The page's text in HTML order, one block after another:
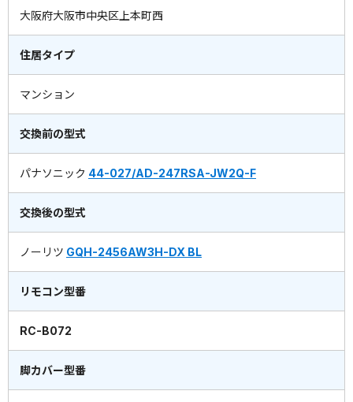
大阪府大阪市中央区上本町西
住居タイプ
マンション
交換前の型式
パナソニック 44-027/AD-247RSA-JW2Q-F
交換後の型式
ノーリツ GQH-2456AW3H-DX BL
リモコン型番
RC-B072
脚カバー型番